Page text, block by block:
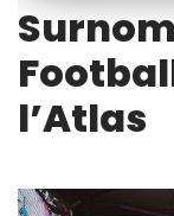
l’Atlas